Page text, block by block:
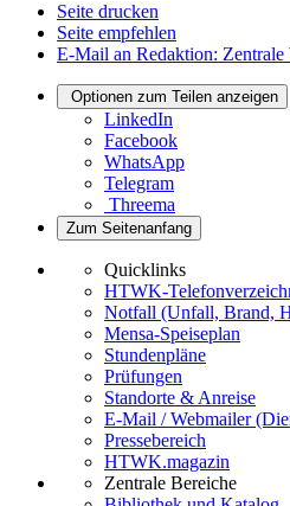
Seite drucken
Seite empfehlen
E-Mail an Redaktion: Zentrale
Optionen zum Teilen anzeigen
LinkedIn
Facebook
WhatsApp
Telegram
Threema
Zum Seitenanfang
Quicklinks
HTWK-
Notfall (Unfall, Brand,
Mensa-Speiseplan
Stundenpläne
Prüfungen
Standorte & Anreise
E-Mail / Webmailer
Pressebereich
HTWK.magazin
Zentrale Bereiche